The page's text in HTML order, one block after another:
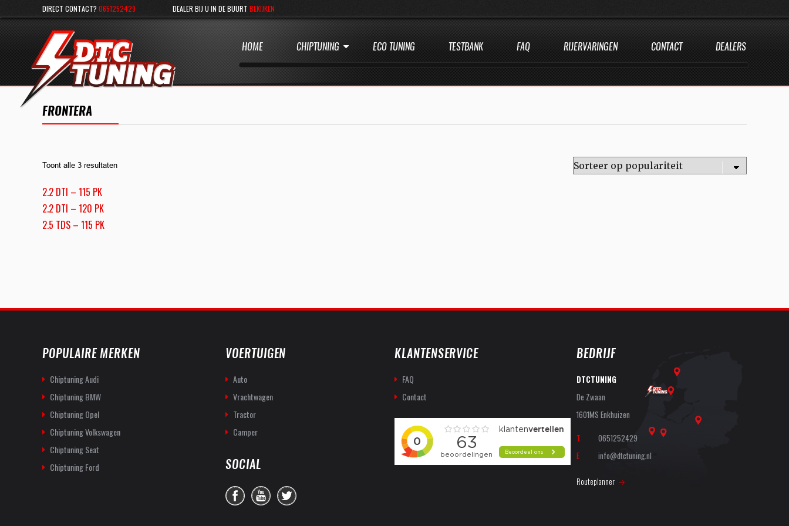
DIRECT CONTACT? 0651252429 DEALER BIJ U IN DE BUURT BEKIJKEN
HOME CHIPTUNING ECO TUNING TESTBANK FAQ RIJERVARINGEN CONTACT DEALERS
FRONTERA
Toont alle 3 resultaten
2.2 DTI – 115 PK
2.2 DTI – 120 PK
2.5 TDS – 115 PK
POPULAIRE MERKEN
Chiptuning Audi
Chiptuning BMW
Chiptuning Opel
Chiptuning Volkswagen
Chiptuning Seat
Chiptuning Ford
VOERTUIGEN
Auto
Vrachtwagen
Tractor
Camper
SOCIAL
KLANTENSERVICE
FAQ
Contact
BEDRIJF
DTCTUNING
De Zwaan
1601MS Enkhuizen
T
0651252429
E
info@dtctuning.nl
Routeplanner